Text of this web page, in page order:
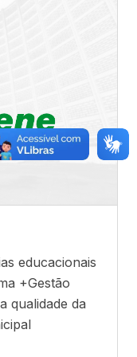
educacionais
+Gestão
qualidade da